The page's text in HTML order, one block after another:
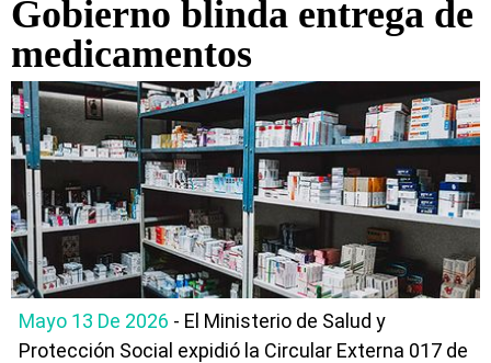
Gobierno blinda entrega de
medicamentos
Mayo 13 De 2026 - El Ministerio de Salud y
Protección Social expidió la Circular Externa 017 de